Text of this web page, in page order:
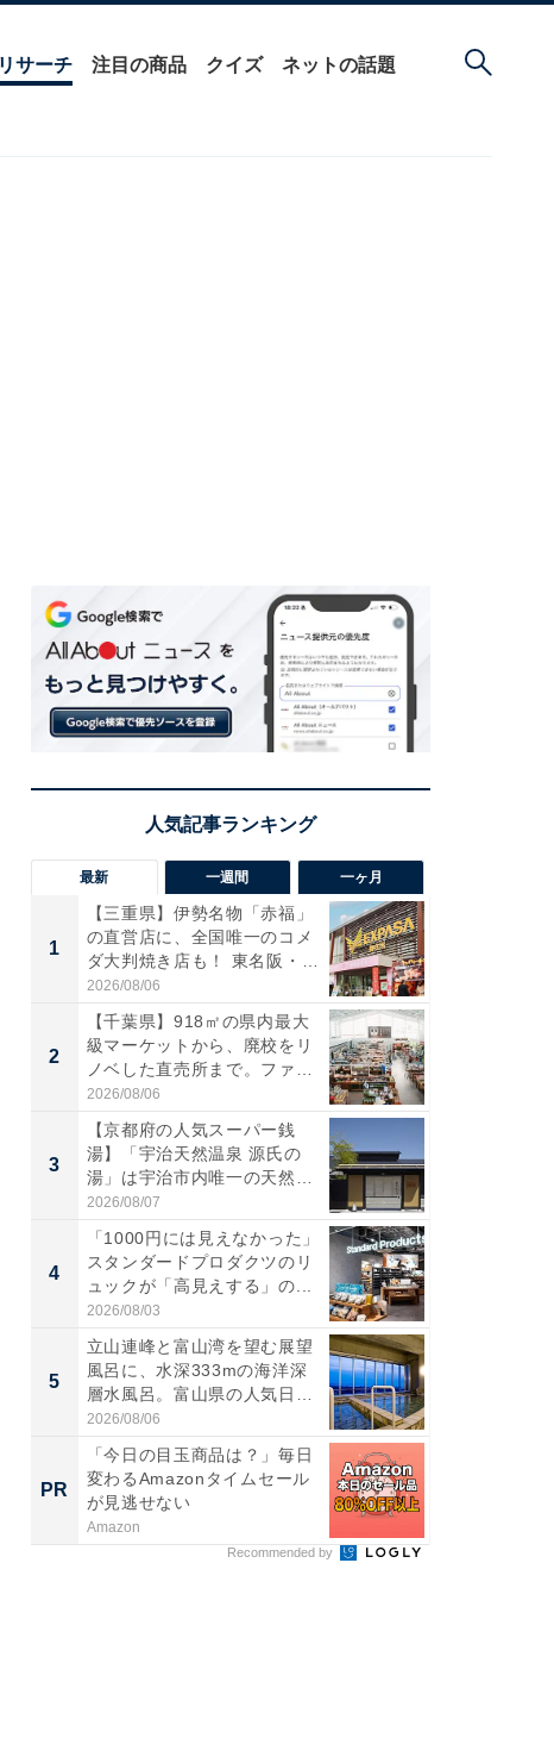
リサーチ 注目の商品 クイズ ネットの話題
最新 一週間 一ヶ月
1
【三重県】伊勢名物「赤福」
の直営店に、全国唯一のコメ
ダ大判焼き店も！ 東名阪・
伊...
2026/08/06
2
【千葉県】918㎡の県内最大
級マーケットから、廃校をリ
ノベした直売所まで。ファ
ー...
2026/08/06
3
【京都府の人気スーパー銭
湯】「宇治天然温泉 源氏の
湯」は宇治市内唯一の天然温
泉と...
2026/08/07
4
「1000円には見えなかった」
スタンダードプロダクツのリ
ュックが「高見えする」の...
2026/08/03
5
立山連峰と富山湾を望む展望
風呂に、水深333mの海洋深
層水風呂。富山県の人気日
帰...
2026/08/06
PR
「今日の目玉商品は？」毎日
変わるAmazonタイムセール
が見逃せない
Amazon
Recommended by